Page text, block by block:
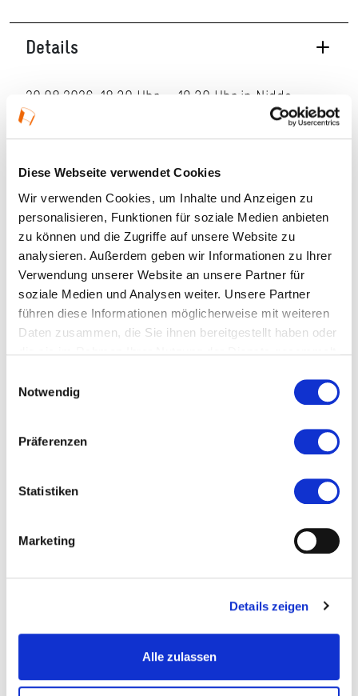
Diese Webseite verwendet Cookies
Wir verwenden Cookies, um Inhalte und Anzeigen zu
personalisieren, Funktionen für soziale Medien anbieten
zu können und die Zugriffe auf unsere Website zu
analysieren. Außerdem geben wir Informationen zu Ihrer
Verwendung unserer Website an unsere Partner für
soziale Medien und Analysen weiter. Unsere Partner
führen diese Informationen möglicherweise mit weiteren
Daten zusammen, die Sie ihnen bereitgestellt haben oder
Notwendig
Präferenzen
Statistiken
Marketing
Details zeigen
Alle zulassen
Details
20.08.2026, 18:30 Uhr — 19:30 Uhr in Nidda
Veranstaltungstyp:Seminar
Kosten und Anmeldung
Ort und Anfahrt
Veranstaltet von